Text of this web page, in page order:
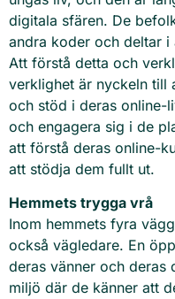
digitala sfären. De
andra koder och deltar i
Att förstå detta och
verklighet är nyckeln till
och stöd i deras online-
och engagera sig i de
att förstå deras online-
att stödja dem fullt ut.
Hemmets trygga vrå
Inom hemmets fyra
också vägledare. En
deras vänner och deras
miljö där de känner att